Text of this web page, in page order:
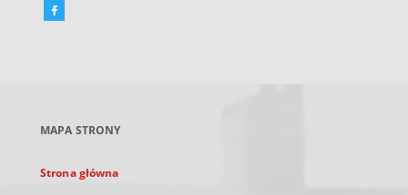
Facebook
karcie
MAPA STRONY
Strona główna